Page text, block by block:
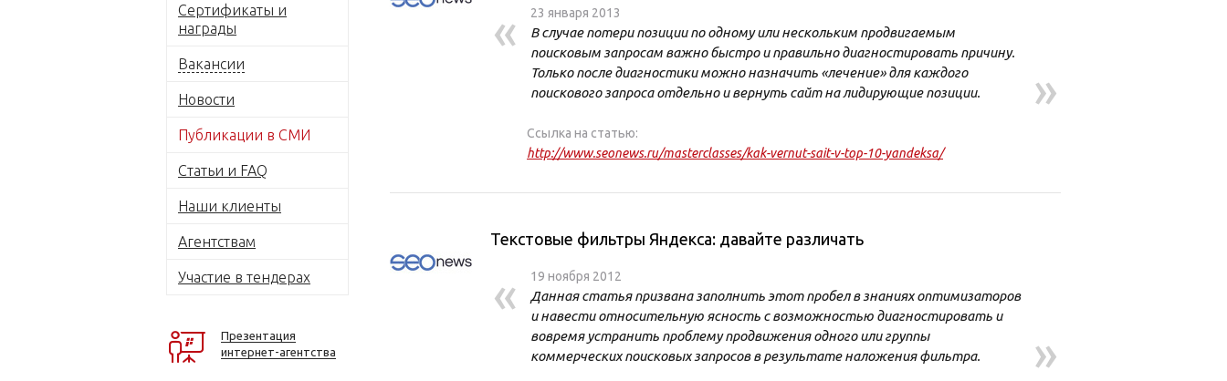
Сертификаты и
награды
Вакансии
Новости
Публикации в СМИ
Статьи и FAQ
Наши клиенты
Агентствам
Участие в тендерах
Презентация
интернет-агентства
« 23 января 2013
В случае потери позиции по одному или нескольким продвигаемым
поисковым запросам важно быстро и правильно диагностировать причину.
Только после диагностики можно назначить «лечение» для каждого
поискового запроса отдельно и вернуть сайт на лидирующие позиции.
»
Ссылка на статью:
http://www.seonews.ru/masterclasses/kak-vernut-sait-v-top-10-yandeksa/
Текстовые фильтры Яндекса: давайте различать
« 19 ноября 2012
Данная статья призвана заполнить этот пробел в знаниях оптимизаторов
и навести относительную ясность с возможностью диагностировать и
вовремя устранить проблему продвижения одного или группы
коммерческих поисковых запросов в результате наложения фильтра.
»